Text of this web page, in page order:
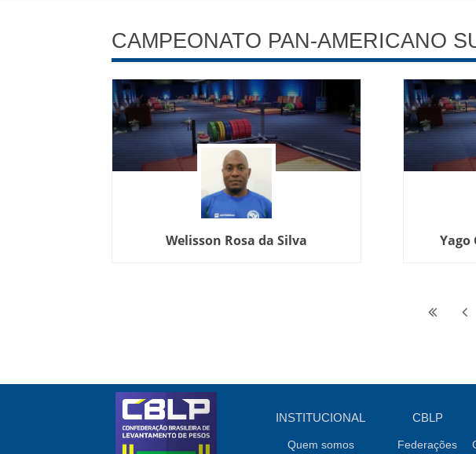
CAMPEONATO PAN-AMERICANO
Welisson Rosa da Silva Yago
INSTITUCIONAL
Quem somos
CBLP
Federações